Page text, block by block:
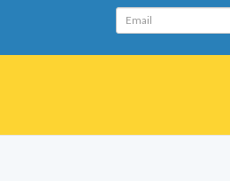
Email